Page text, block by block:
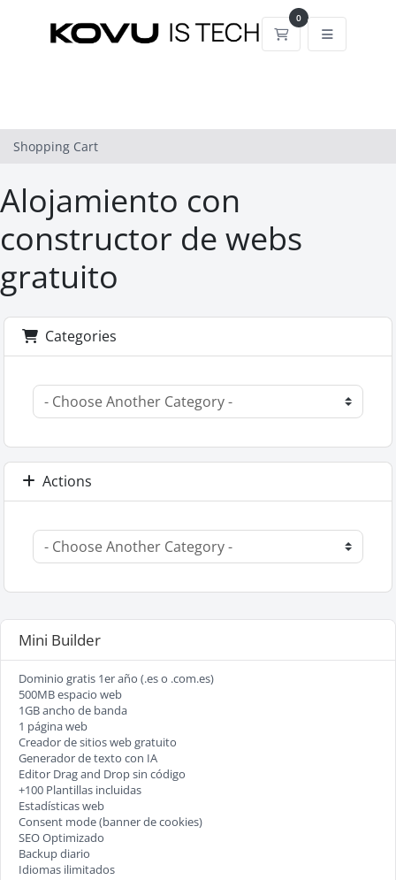
0
Shopping Cart
Shopping Cart
Alojamiento con
constructor de webs
gratuito
Categories
Actions
Mini Builder
Dominio gratis 1er año (.es o .com.es)
500MB espacio web
1GB ancho de banda
1 página web
Creador de sitios web gratuito
Generador de texto con IA
Editor Drag and Drop sin código
+100 Plantillas incluidas
Estadísticas web
Consent mode (banner de cookies)
SEO Optimizado
Backup diario
Idiomas ilimitados